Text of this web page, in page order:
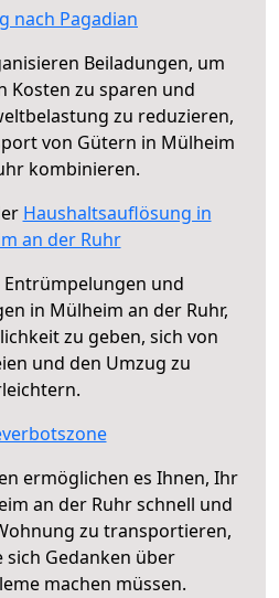
nach Pagadian
Beiladungen, um
Kosten zu sparen und
zu reduzieren,
von Gütern in Mülheim
kombinieren.
Haushaltsauflösung in
an der Ruhr
und
in Mülheim an der Ruhr,
zu geben, sich von
und den Umzug zu
ermöglichen es Ihnen, Ihr
an der Ruhr schnell und
zu transportieren,
sich Gedanken über
machen müssen.